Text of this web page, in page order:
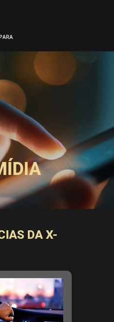
DA X-